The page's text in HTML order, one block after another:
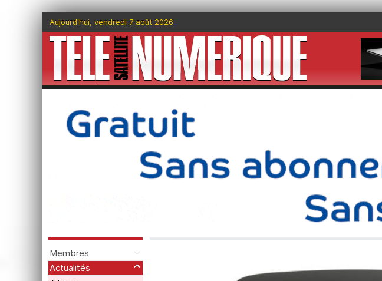
Aujourd'hui, vendredi 7 août 2026
Membres
Actualités